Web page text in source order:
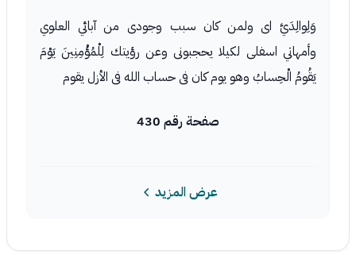
وَلِوالِدَيَّ اى ولمن كان سبب وجودى من آبائي العلوي
وأمهاتي اسفلى لكيلا يحجبونى وعن رؤيتك لِلْمُؤْمِنِينَ يَوْمَ
يَقُومُ الْحِسابُ وهو يوم كان فى حساب الله فى الأزل يقوم
صفحة رقم 430
عرض المزيد